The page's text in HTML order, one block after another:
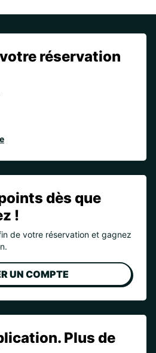
réservation
dès que
!
de votre réservation et gagnez
UN COMPTE
Plus de